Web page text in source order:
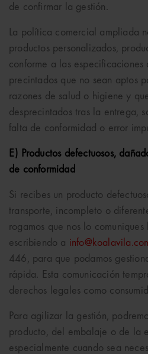
de confirmar la gestión.
La política comercial ampliada
productos personalizados,
conforme a las
precintados que no sean aptos
razones de salud o higiene y
desprecintados tras la entrega,
falta de conformidad o error
E) Productos defectuosos,
de conformidad
Si recibes un producto
transporte, incompleto o
rogamos que nos lo
escribiendo a
446, para que podamos
rápida. Esta comunicación
derechos legales como
Para agilizar la gestión,
producto, del embalaje o de la
especialmente cuando sea